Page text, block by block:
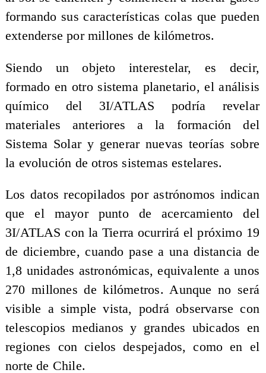
formando sus características colas que pueden
extenderse por millones de kilómetros.
Siendo un objeto interestelar, es decir,
formado en otro sistema planetario, el análisis
químico del 3I/ATLAS podría revelar
materiales anteriores a la formación del
Sistema Solar y generar nuevas teorías sobre
la evolución de otros sistemas estelares.
Los datos recopilados por astrónomos indican
que el mayor punto de acercamiento del
3I/ATLAS con la Tierra ocurrirá el próximo 19
de diciembre, cuando pase a una distancia de
1,8 unidades astronómicas, equivalente a unos
270 millones de kilómetros. Aunque no será
visible a simple vista, podrá observarse con
telescopios medianos y grandes ubicados en
regiones con cielos despejados, como en el
norte de Chile.